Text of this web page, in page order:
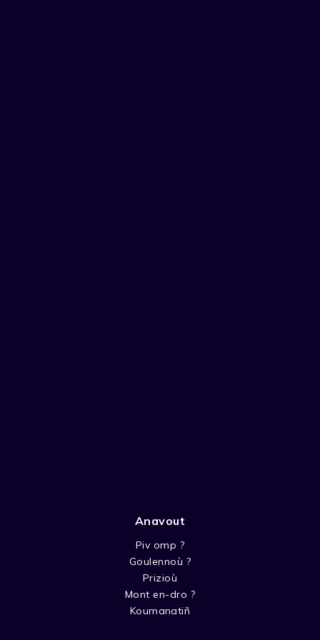
Anavout
Piv omp ?
Goulennoù ?
Prizioù
Mont en-dro ?
Koumanatiñ